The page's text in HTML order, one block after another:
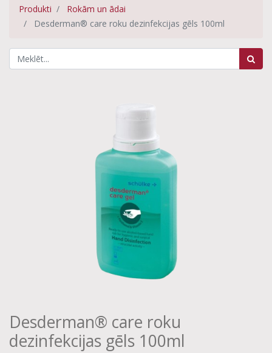
Produkti
Rokām un ādai
Desderman® care roku dezinfekcijas gēls 100ml
Desderman® care roku
dezinfekcijas gēls 100ml